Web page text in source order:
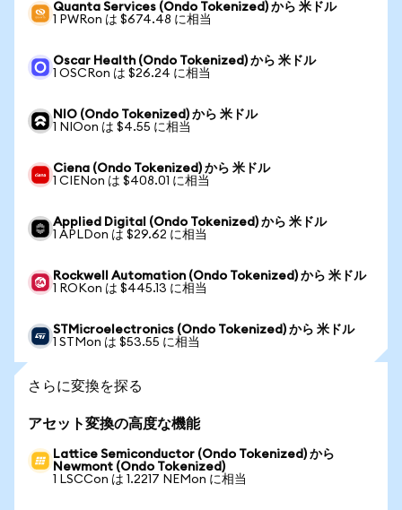
Quanta Services (Ondo Tokenized) から 米ドル
1 PWRon は $674.48 に相当
Oscar Health (Ondo Tokenized) から 米ドル
1 OSCRon は $26.24 に相当
NIO (Ondo Tokenized) から 米ドル
1 NIOon は $4.55 に相当
Ciena (Ondo Tokenized) から 米ドル
1 CIENon は $408.01 に相当
Applied Digital (Ondo Tokenized) から 米ドル
1 APLDon は $29.62 に相当
Rockwell Automation (Ondo Tokenized) から 米ドル
1 ROKon は $445.13 に相当
STMicroelectronics (Ondo Tokenized) から 米ドル
1 STMon は $53.55 に相当
さらに変換を探る
アセット変換の高度な機能
Lattice Semiconductor (Ondo Tokenized) から
Newmont (Ondo Tokenized)
1 LSCCon は 1.2217 NEMon に相当